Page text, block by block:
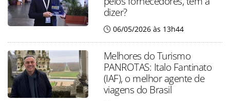
dizer?
06/05/2026 às 13h44
Melhores do Turismo
PANROTAS: Italo Fantinato
(IAF), o melhor agente de
viagens do Brasil